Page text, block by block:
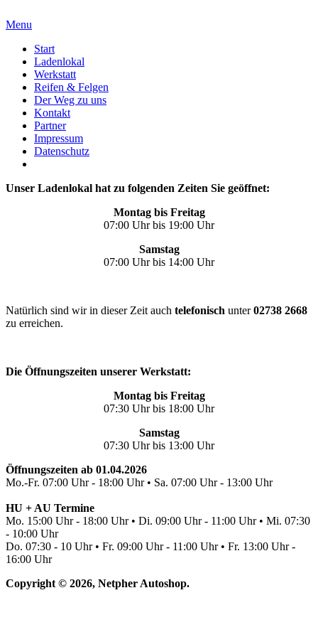
Menu
Start
Ladenlokal
Werkstatt
Reifen & Felgen
Der Weg zu uns
Kontakt
Partner
Impressum
Datenschutz
Unser Ladenlokal hat zu folgenden Zeiten Sie geöffnet:
Montag bis Freitag
07:00 Uhr bis 19:00 Uhr
Samstag
07:00 Uhr bis 14:00 Uhr
Natürlich sind wir in dieser Zeit auch telefonisch unter02738 2668
zu erreichen.
Die Öffnungszeiten unserer Werkstatt:
Montag bis Freitag
07:30 Uhr bis 18:00 Uhr
Samstag
07:30 Uhr bis 13:00 Uhr
Öffnungszeiten ab 01.04.2026
Mo.-Fr. 07:00 Uhr - 18:00 Uhr • Sa. 07:00 Uhr - 13:00 Uhr
HU + AU Termine
Mo. 15:00 Uhr - 18:00 Uhr • Di. 09:00 Uhr - 11:00 Uhr • Mi. 07:30
- 10:00 Uhr
Do. 07:30 - 10 Uhr • Fr. 09:00 Uhr - 11:00 Uhr • Fr. 13:00 Uhr -
16:00 Uhr
Copyright © 2026, Netpher Autoshop.